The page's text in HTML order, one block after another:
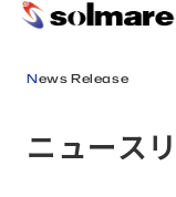
ニュース
News Release